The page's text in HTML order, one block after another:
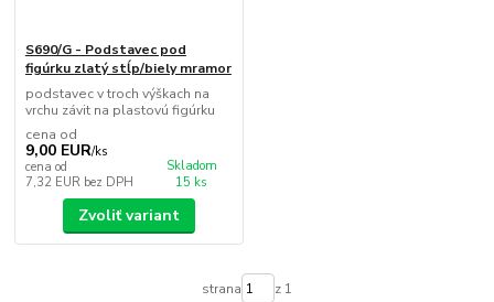
S690/G - Podstavec pod
figúrku zlatý stĺp/biely mramor
podstavec v troch výškach na
vrchu závit na plastovú figúrku
cena od
9,00 EUR/ks
cena od
7,32 EUR bez DPH
Skladom
15 ks
Zvoliť variant
strana z 1